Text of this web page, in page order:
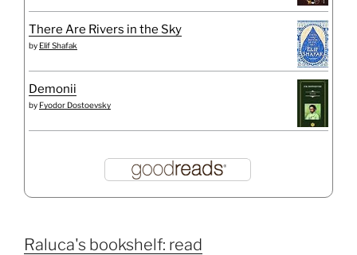
There Are Rivers in the Sky
by Elif Shafak
Demonii
by Fyodor Dostoevsky
Raluca's bookshelf: read